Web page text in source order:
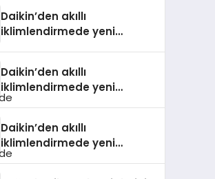
Daikin’den akıllı
iklimlendirmede yeni
Daikin’den akıllı
iklimlendirmede yeni
dönem: Madoka Plus
Daikin’den akıllı
iklimlendirmede yeni
dönem: Madoka Plus